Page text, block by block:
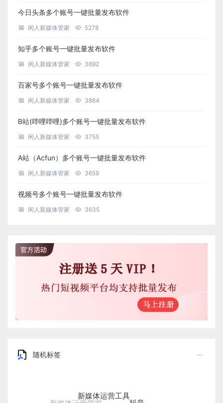
今日头条多个账号一键批量发布软件
闲人新媒体管家 5278
知乎多个账号一键批量发布软件
闲人新媒体管家 3692
百家号多个账号一键批量发布软件
闲人新媒体管家 3864
B站(哔哩哔哩)多个账号一键批量发布软件
闲人新媒体管家 3755
A站（Acfun）多个账号一键批量发布软件
闲人新媒体管家 3659
视频号多个账号一键批量发布软件
闲人新媒体管家 3635
随机标签
新媒体运营管家
新媒体运营工具
抖音